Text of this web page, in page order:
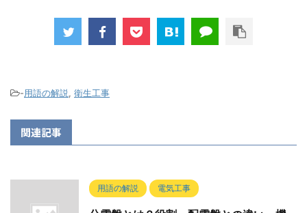
-用語の解説, 衛生工事
関連記事
用語の解説 電気工事